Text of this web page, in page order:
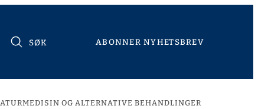
SØK ABONNER NYHETSBREV
OG ALTERNATIVE BEHANDLINGER